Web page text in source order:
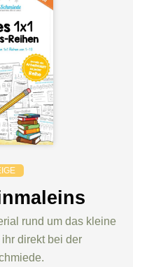
rund um das kleine
direkt bei der